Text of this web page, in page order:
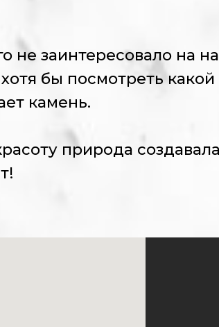
не заинтересовало на
бы посмотреть какой
камень.
природа создавала